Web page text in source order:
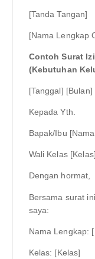
[Tanda Tangan]
[Nama Lengkap
Contoh Surat
(Kebutuhan
[Tanggal] [Bulan]
Kepada Yth.
Bapak/Ibu
Wali Kelas
Dengan hormat,
Bersama surat
saya:
Nama Lengkap:
Kelas: [Kelas]